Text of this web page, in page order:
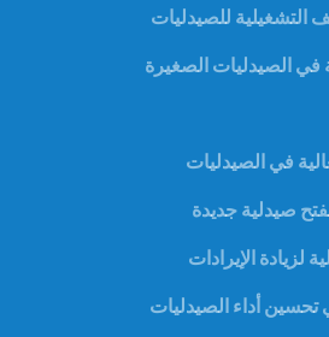
التشغيلية للصيدليات
في الصيدليات الصغيرة
في الصيدليات
صيدلية جديدة
لزيادة الإيرادات
تحسين أداء الصيدليات